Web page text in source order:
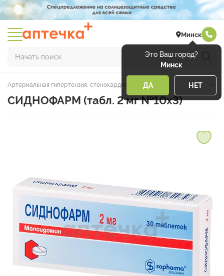
Минск
Это Ваш город?
Минск
ДА НЕТ
Начать поиск
Артериальная гипертензия, стенокардия, ИБС, ХСН
СИДНОФАРМ (табл. 2 мг №10х3)